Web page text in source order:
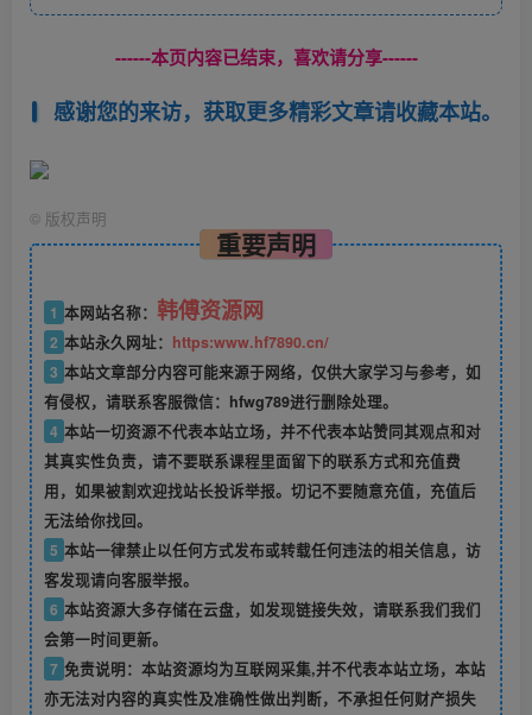
------本页内容已结束，喜欢请分享------
感谢您的来访，获取更多精彩文章请收藏本站。
© 版权声明
重要声明
1 本网站名称： 韩傅资源网
2 本站永久网址： https:www.hf7890.cn/
3 本站文章部分内容可能来源于网络，仅供大家学习与参考，如
有侵权，请联系客服微信：hfwg789进行删除处理。
4 本站一切资源不代表本站立场，并不代表本站赞同其观点和对
其真实性负责，请不要联系课程里面留下的联系方式和充值费
用，如果被割欢迎找站长投诉举报。切记不要随意充值，充值后
无法给你找回。
5 本站一律禁止以任何方式发布或转载任何违法的相关信息，访
客发现请向客服举报。
6 本站资源大多存储在云盘，如发现链接失效，请联系我们我们
会第一时间更新。
7 免责说明：本站资源均为互联网采集,并不代表本站立场，本站
亦无法对内容的真实性及准确性做出判断，不承担任何财产损失